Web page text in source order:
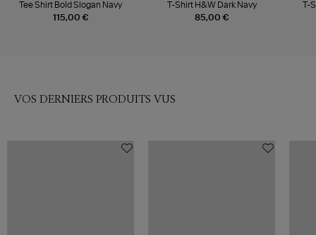
115,00 €
Tee Shirt Bold Slogan Navy
85,00 €
T-Shirt H&W Dark Navy T-
VOS DERNIERS PRODUITS VUS